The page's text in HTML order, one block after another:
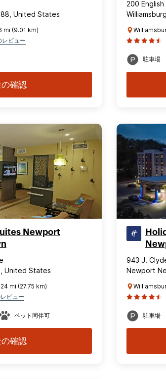
United States
mi (9.01 km)
レビュー
確認
200
駐車場
Newport
United States
mi (27.75 km)
ビュー
ペット同伴可
確認
943 J.
Newport
駐車場